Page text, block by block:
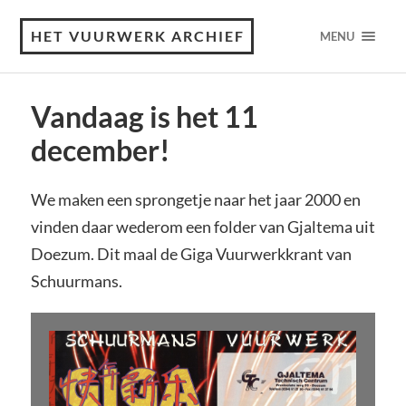
HET VUURWERK ARCHIEF MENU
Vandaag is het 11
december!
We maken een sprongetje naar het jaar 2000 en
vinden daar wederom een folder van Gjaltema uit
Doezum. Dit maal de Giga Vuurwerkkrant van
Schuurmans.